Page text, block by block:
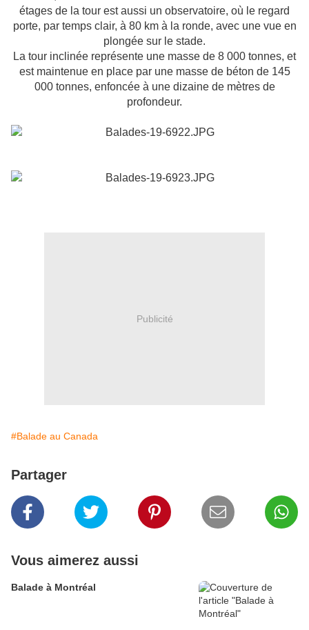
étages de la tour est aussi un observatoire, où le regard
porte, par temps clair, à 80 kmà la ronde, avec une vue en
plongée sur le stade.
La tour inclinée représente une masse de 8 000 tonnes, et
est maintenue en place par une masse de béton de 145
000 tonnes, enfoncée à une dizaine de mètres de
profondeur.
Publicité
#Balade au Canada
Partager
Vous aimerez aussi
Balade à Montréal